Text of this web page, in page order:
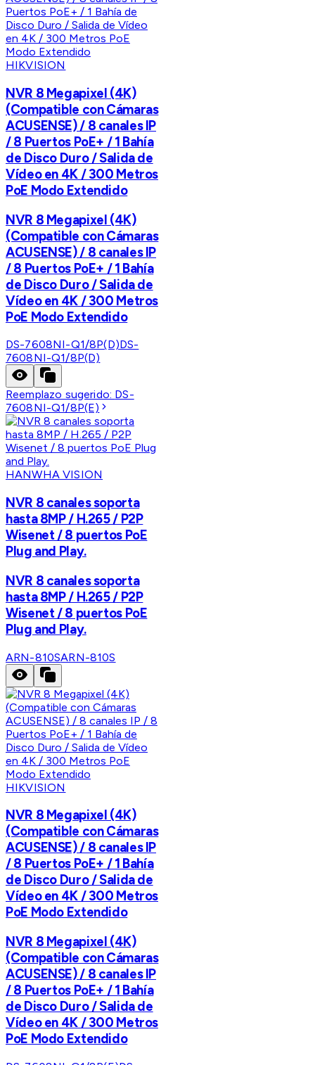
HIKVISION
NVR 8 Megapixel (4K)
(Compatible con Cámaras
ACUSENSE) / 8 canales IP
/ 8 Puertos PoE+ / 1 Bahía
de Disco Duro / Salida de
Vídeo en 4K / 300 Metros
PoE Modo Extendido
NVR 8 Megapixel (4K)
(Compatible con Cámaras
ACUSENSE) / 8 canales IP
/ 8 Puertos PoE+ / 1 Bahía
de Disco Duro / Salida de
Vídeo en 4K / 300 Metros
PoE Modo Extendido
DS-7608NI-Q1/8P(D)DS-
7608NI-Q1/8P(D)
Reemplazo sugerido: DS-
7608NI-Q1/8P(E)
HANWHA VISION
NVR 8 canales soporta
hasta 8MP / H.265 / P2P
Wisenet / 8 puertos PoE
Plug and Play.
NVR 8 canales soporta
hasta 8MP / H.265 / P2P
Wisenet / 8 puertos PoE
Plug and Play.
ARN-810SARN-810S
HIKVISION
NVR 8 Megapixel (4K)
(Compatible con Cámaras
ACUSENSE) / 8 canales IP
/ 8 Puertos PoE+ / 1 Bahía
de Disco Duro / Salida de
Vídeo en 4K / 300 Metros
PoE Modo Extendido
NVR 8 Megapixel (4K)
(Compatible con Cámaras
ACUSENSE) / 8 canales IP
/ 8 Puertos PoE+ / 1 Bahía
de Disco Duro / Salida de
Vídeo en 4K / 300 Metros
PoE Modo Extendido